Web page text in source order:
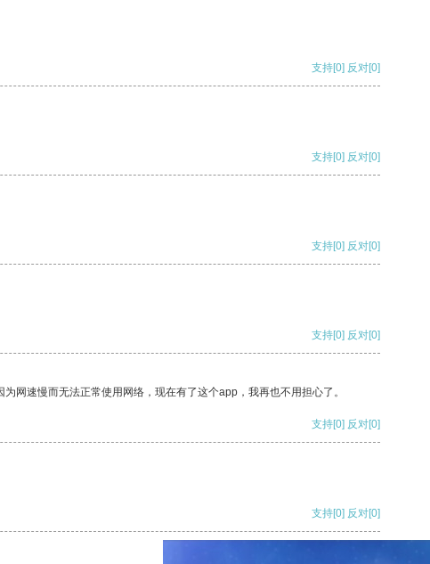
支持[0] 反对[0]
支持[0] 反对[0]
支持[0] 反对[0]
支持[0] 反对[0]
网速慢而无法正常使用网络，现在有了这个app，我再也不用担心了。
支持[0] 反对[0]
支持[0] 反对[0]